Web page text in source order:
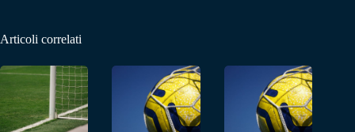
Articoli correlati